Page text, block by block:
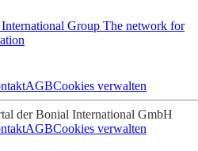
Group The network for
AGBCookies verwalten
der Bonial International GmbH
AGBCookies verwalten